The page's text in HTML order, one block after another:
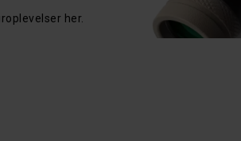
her.